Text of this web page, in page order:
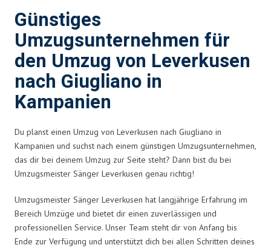
Günstiges
Umzugsunternehmen für
den Umzug von Leverkusen
nach Giugliano in
Kampanien
Du planst einen Umzug von Leverkusen nach Giugliano in
Kampanien und suchst nach einem günstigen Umzugsunternehmen,
das dir bei deinem Umzug zur Seite steht? Dann bist du bei
Umzugsmeister Sänger Leverkusen genau richtig!
Umzugsmeister Sänger Leverkusen hat langjährige Erfahrung im
Bereich Umzüge und bietet dir einen zuverlässigen und
professionellen Service. Unser Team steht dir von Anfang bis
Ende zur Verfügung und unterstützt dich bei allen Schritten deines